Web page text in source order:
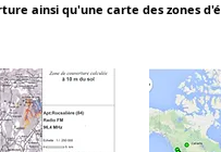
ainsi qu'une carte des zones